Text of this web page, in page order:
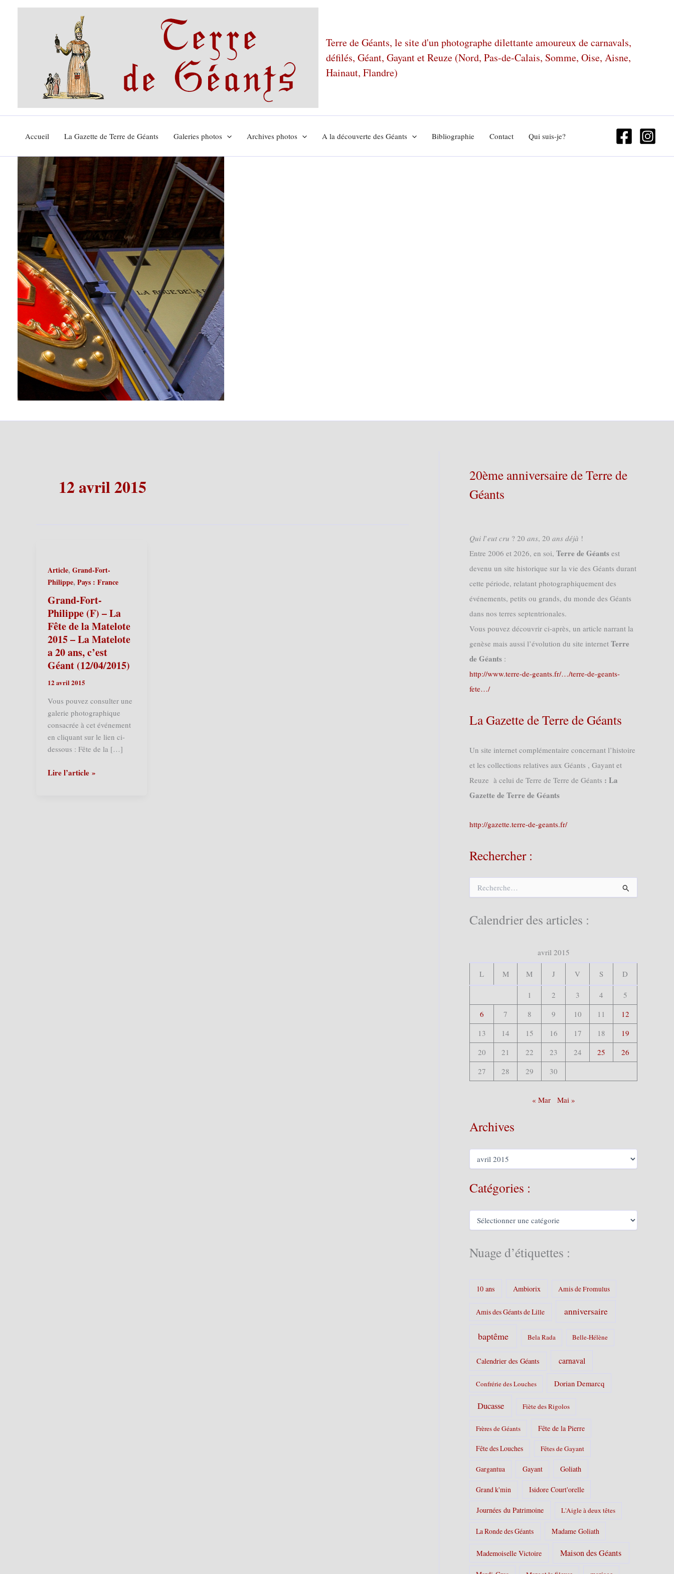
Terre de Géants, le site d'un photographe dilettante amoureux de carnavals,
défilés, Géant, Gayant et Reuze (Nord, Pas-de-Calais, Somme, Oise, Aisne,
Hainaut, Flandre)
Accueil La Gazette de Terre de Géants Galeries photos Archives photos A la découverte des Géants Bibliographie Contact Qui suis-je?
12 avril 2015
Article,Grand-Fort-
Philippe,Pays : France
Grand-Fort-
Philippe (F) – La
Fête de la Matelote
2015 – La Matelote
a 20 ans, c’est
Géant (12/04/2015)
12 avril 2015
Vous pouvez consulter une
galerie photographique
consacrée à cet événement
en cliquant sur le lien ci-
dessous : Fête de la […]
Grand-
Lire l’article »
20ème anniversaire de Terre de
Géants
𝑄𝑢𝑖 𝑙’𝑒𝑢𝑡 𝑐𝑟𝑢 ? 20 𝑎𝑛𝑠, 20 𝑎𝑛𝑠 𝑑𝑒́𝑗𝑎̀ !
Entre 2006 et 2026, en soi, Terre de Géants est
devenu un site historique sur la vie des Géants durant
cette période, relatant photographiquement des
événements, petits ou grands, du monde des Géants
dans nos terres septentrionales.
Vous pouvez découvrir ci-après, un article narrant la
genèse mais aussi l’évolution du site internet Terre
de Géants :
http://www.terre-de-geants.fr/…/terre-de-geants-
fete…/
La Gazette de Terre de Géants
Un site internet complémentaire concernant l’histoire
et les collections relatives aux Géants , Gayant et
Reuze à celui de Terre de Terre de Géants : La
Gazette de Terre de Géants
http://gazette.terre-de-geants.fr/
Rechercher :
e
e
Calendrier des articles :
avril 2015
L M M J V S D
1 2 3 4
5
6
7 8 9 10 11
12
13
14 15 16 17 18
19
20
21 22 23 24 25
26
27
28 29 30
« Mar Mai »
Archives
A
h
i
e
Catégories :
C
g
Nuage d’étiquettes :
10 ans Ambiorix Amis de Fromulus
Amis des Géants de Lille anniversaire
baptême Bela Rada Belle-Hélène
Calendrier des Géants carnaval
Confrérie des Louches Dorian Demarcq
Ducasse Fiète des Rigolos
Frères de Géants Fête de la Pierre
Fête des Louches Fêtes de Gayant
Gargantua Gayant Goliath
Grand k'min Isidore Court'orelle
Journées du Patrimoine L'Aigle à deux têtes
La Ronde des Géants Madame Goliath
Mademoiselle Victoire Maison des Géants